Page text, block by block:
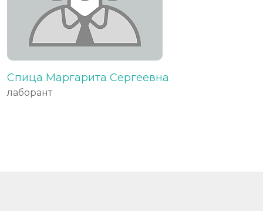
Спица Маргарита Сергеевна
лаборант